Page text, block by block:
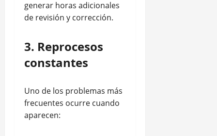
generar horas adicionales
de revisión y corrección.
3. Reprocesos
constantes
Uno de los problemas más
frecuentes ocurre cuando
aparecen: